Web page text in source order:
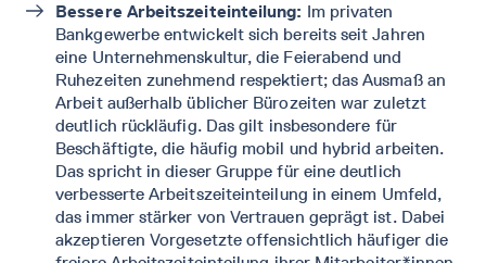
Bessere Arbeitszeiteinteilung: Im privaten
Bankgewerbe entwickelt sich bereits seit Jahren
eine Unternehmenskultur, die Feierabend und
Ruhezeiten zunehmend respektiert; das Ausmaß an
Arbeit außerhalb üblicher Bürozeiten war zuletzt
deutlich rückläufig. Das gilt insbesondere für
Beschäftigte, die häufig mobil und hybrid arbeiten.
Das spricht in dieser Gruppe für eine deutlich
verbesserte Arbeitszeiteinteilung in einem Umfeld,
das immer stärker von Vertrauen geprägt ist. Dabei
akzeptieren Vorgesetzte offensichtlich häufiger die